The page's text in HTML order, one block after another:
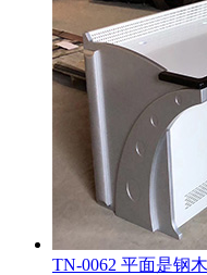
TN-0062 平面是钢